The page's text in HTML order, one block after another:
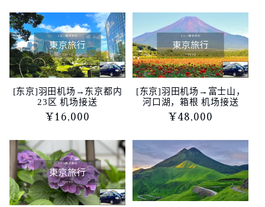
格
价
格
[东京]羽田机场→东京都内
23区 机场接送
常
格
¥16,000
[东京]羽田机场→富士山，
河口湖，箱根 机场接送
常
格
¥48,000